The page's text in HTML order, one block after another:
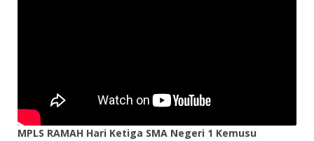
MPLS RAMAH Hari Ketiga SMA Negeri 1 Kemusu